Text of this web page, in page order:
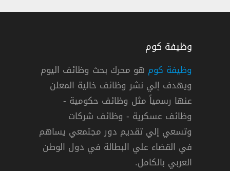
وإدارية بمدينة الرياض 1444هـ
دوام كامل
وظيفة كوم
وظيفة كوم هو محرك بحث وظائف اليوم
ويهدف إلي نشر وظائف خالية المعلن
عنها رسمياً مثل وظائف حكومية -
وظائف عسكرية - وظائف شركات
وتسعي إلي تقديم دور مجتمعي يساهم
في القضاء علي البطالة في دول الوطن
العربي بالكامل.